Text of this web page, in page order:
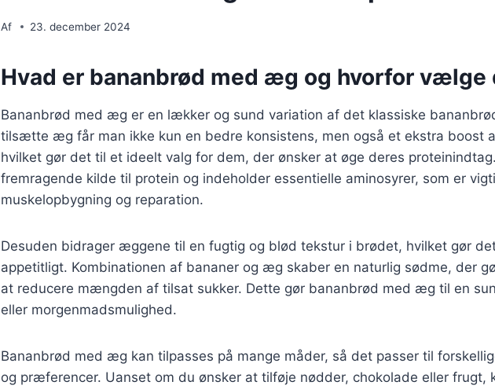
Af 23. december 2024
Hvad er bananbrød med æg og hvorfor vælge
Bananbrød med æg er en lækker og sund variation af det klassiske
tilsætte æg får man ikke kun en bedre konsistens, men også et ekstra boost
hvilket gør det til et ideelt valg for dem, der ønsker at øge deres
fremragende kilde til protein og indeholder essentielle aminosyrer, som er
muskelopbygning og reparation.
Desuden bidrager æggene til en fugtig og blød tekstur i brødet, hvilket gør
appetitligt. Kombinationen af bananer og æg skaber en naturlig sødme, der
at reducere mængden af tilsat sukker. Dette gør bananbrød med æg til en
eller morgenmadsmulighed.
Bananbrød med æg kan tilpasses på mange måder, så det passer til
og præferencer. Uanset om du ønsker at tilføje nødder, chokolade eller frugt,